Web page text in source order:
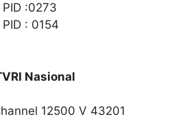
:0273
: 0154
Nasional
12500 V 43201